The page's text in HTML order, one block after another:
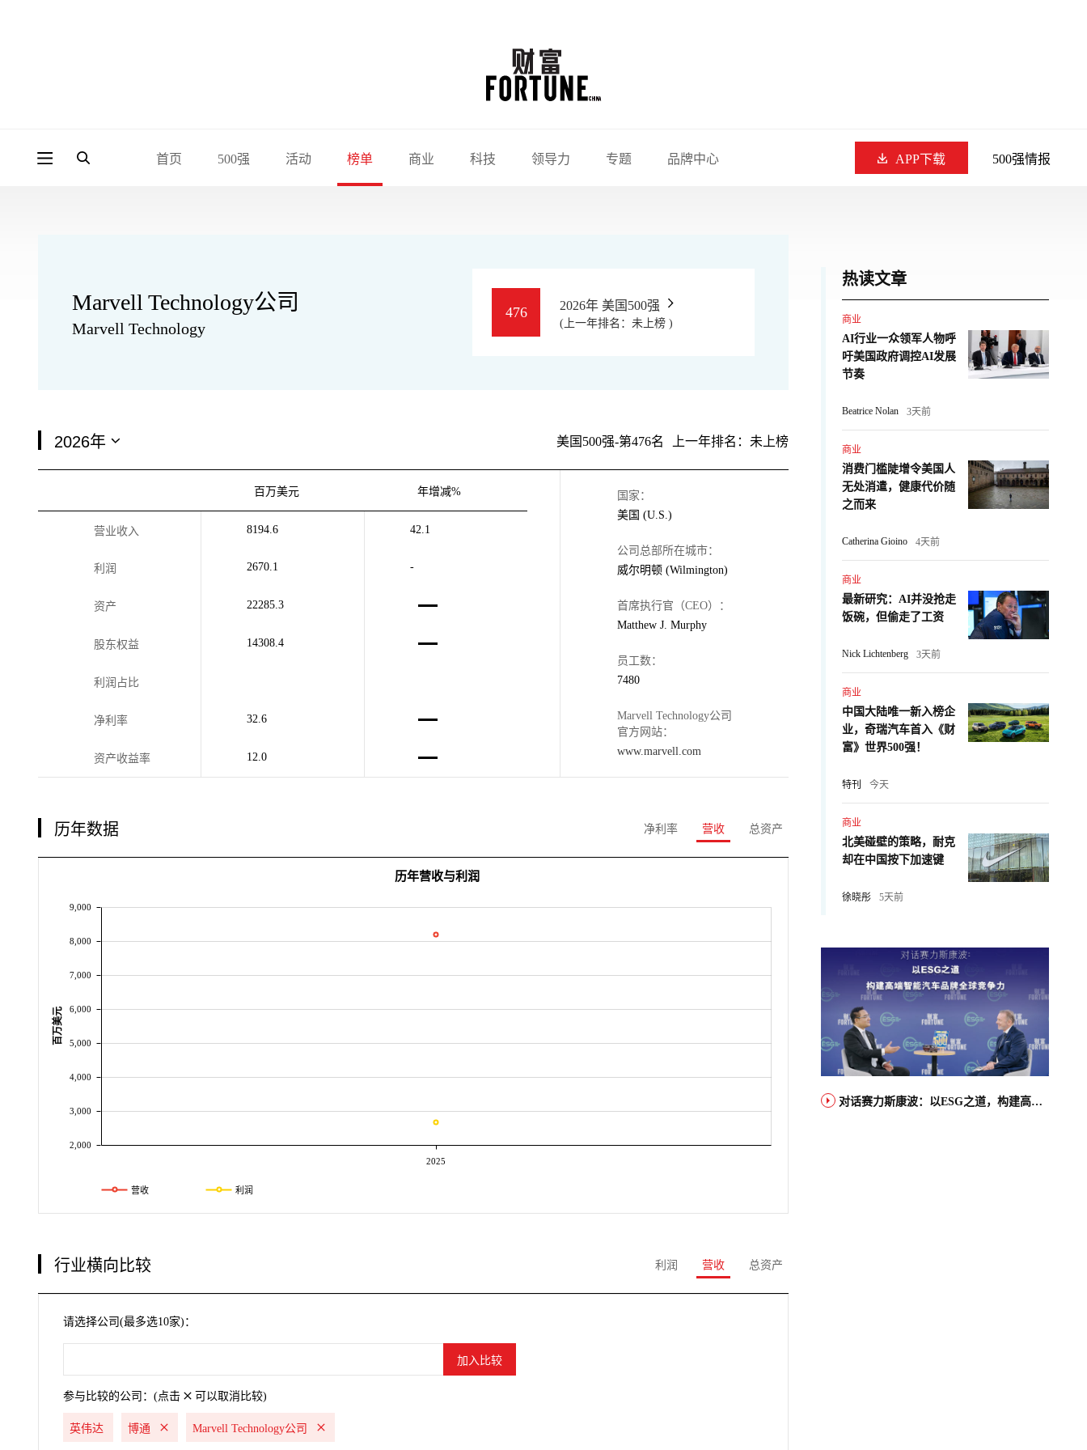
首页 500强 活动 榜单 商业 科技 领导力 专题 品牌中心 APP下载 500强情报
Marvell Technology公司
Marvell Technology
476 2026年 美国500强
(上一年排名：未上榜 )
美国500强-第476名 上一年排名：未上榜
百万美元 年增减%
营业收入 8194.6 42.1
利润 2670.1 -
资产 22285.3
股东权益 14308.4
利润占比
净利率 32.6
资产收益率 12.0
国家：
美国 (U.S.)
公司总部所在城市：
威尔明顿 (Wilmington)
首席执行官（CEO）：
Matthew J. Murphy
员工数：
7480
Marvell Technology公司
官方网站：
www.marvell.com
历年数据 净利率 营收 总资产
2025
2,000
3,000
4,000
5,000
6,000
7,000
8,000
9,000
百万美元
历年营收与利润
营收 利润
行业横向比较 利润 营收 总资产
请选择公司(最多选10家)：
参与比较的公司：(点击 可以取消比较)
英伟达 博通 Marvell Technology公司
热读文章
商业
AI行业一众领军人物呼
吁美国政府调控AI发展
节奏
Beatrice Nolan 3天前
商业
消费门槛陡增令美国人
无处消遣，健康代价随
之而来
Catherina Gioino 4天前
商业
最新研究：AI并没抢走
饭碗，但偷走了工资
Nick Lichtenberg 3天前
商业
中国大陆唯一新入榜企
业，奇瑞汽车首入《财
富》世界500强！
特刊 今天
商业
北美碰壁的策略，耐克
却在中国按下加速键
徐晓彤 5天前
对话赛力斯康波：以ESG之道，构建高端智能汽车品牌全球竞争力